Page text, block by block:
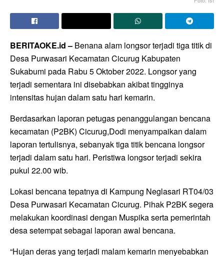
BERITAOKE.id – Benana alam longsor terjadi tiga titik di
Desa Purwasari Kecamatan Cicurug Kabupaten
Sukabumi pada Rabu 5 Oktober 2022. Longsor yang
terjadi sementara ini disebabkan akibat tingginya
intensitas hujan dalam satu hari kemarin.
Berdasarkan laporan petugas penanggulangan bencana
kecamatan (P2BK) Cicurug,Dodi menyampaikan dalam
laporan tertulisnya, sebanyak tiga titik bencana longsor
terjadi dalam satu hari. Peristiwa longsor terjadi sekira
pukul 22.00 wib.
Lokasi bencana tepatnya di Kampung Neglasari RT04/03
Desa Purwasari Kecamatan Cicurug. Pihak P2BK segera
melakukan koordinasi dengan Muspika serta pemerintah
desa setempat sebagai laporan awal bencana.
“Hujan deras yang terjadi malam kemarin menyebabkan